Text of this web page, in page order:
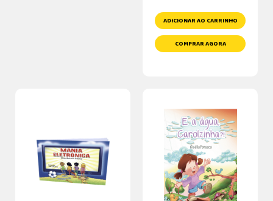
ADICIONAR AO CARRINHO
COMPRAR AGORA